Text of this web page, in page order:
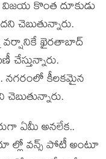
విజ‌య కొంత దూకుడు
చెబుతున్నారు.
వ‌ర్షానికే ఖైర‌తాబాద్
న‌గ‌రంలో కీల‌క‌మైన
ఏమీ అన‌లేక‌..
ల్లో వ‌న్స్ పోటీ అంటూ